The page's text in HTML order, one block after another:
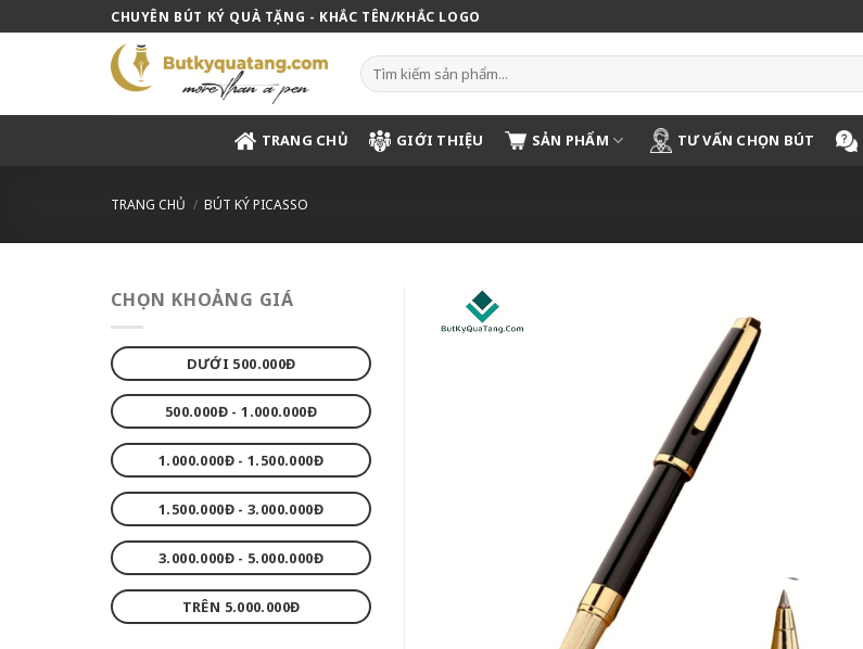
to
CHUYÊN BÚT KÝ QUÀ TẶNG - KHẮC TÊN/KHẮC LOGO
Tìm
kiếm:
TRANG CHỦ GIỚI THIỆU SẢN PHẨM TƯ VẤN CHỌN BÚT
TRANG CHỦ / BÚT KÝ PICASSO
CHỌN KHOẢNG GIÁ
DƯỚI 500.000Đ
500.000Đ - 1.000.000Đ
1.000.000Đ - 1.500.000Đ
1.500.000Đ - 3.000.000Đ
3.000.000Đ - 5.000.000Đ
TRÊN 5.000.000Đ